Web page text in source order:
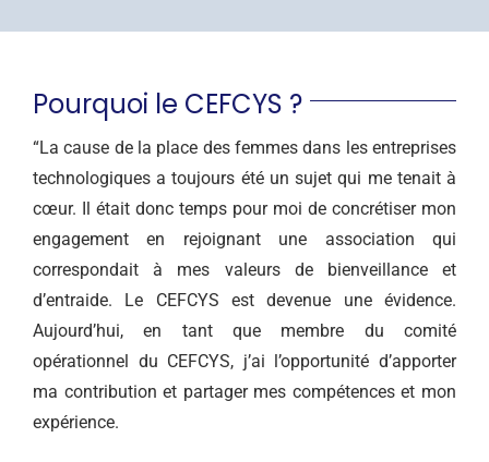
Pourquoi le CEFCYS ?
“La cause de la place des femmes dans les entreprises
technologiques a toujours été un sujet qui me tenait à
cœur. Il était donc temps pour moi de concrétiser mon
engagement en rejoignant une association qui
correspondait à mes valeurs de bienveillance et
d’entraide. Le CEFCYS est devenue une évidence.
Aujourd’hui, en tant que membre du comité
opérationnel du CEFCYS, j’ai l’opportunité d’apporter
ma contribution et partager mes compétences et mon
expérience.